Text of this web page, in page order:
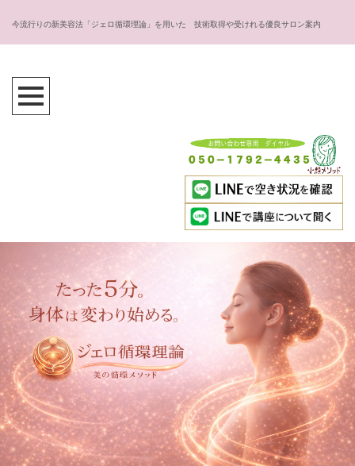
今流行りの新美容法「ジェロ循環理論」を用いた 技術取得や受けれる優良サロン案内